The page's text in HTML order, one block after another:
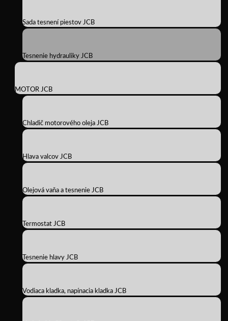
Sada tesnení piestov JCB
Tesnenie hydrauliky JCB
MOTOR JCB
Chladič motorového oleja JCB
Hlava valcov JCB
Olejová vaňa a tesnenie JCB
Termostat JCB
Tesnenie hlavy JCB
Vodiaca kladka, napínacia kladka JCB